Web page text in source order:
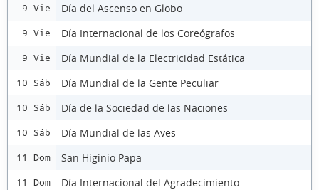
9 Vie Día del Ascenso en Globo
9 Vie Día Internacional de los Coreógrafos
9 Vie Día Mundial de la Electricidad Estática
10 Sáb Día Mundial de la Gente Peculiar
10 Sáb Día de la Sociedad de las Naciones
10 Sáb Día Mundial de las Aves
11 Dom San Higinio Papa
11 Dom Día Internacional del Agradecimiento